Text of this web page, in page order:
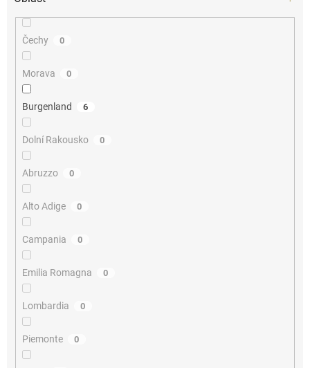
Čechy 0
Morava 0
Burgenland 6
Dolní Rakousko 0
Abruzzo 0
Alto Adige 0
Campania 0
Emilia Romagna 0
Lombardia 0
Piemonte 0